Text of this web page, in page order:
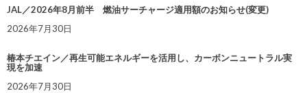
JAL／2026年8月前半 燃油サーチャージ適用額のお知らせ(変更)
2026年7月30日
椿本チエイン／再生可能エネルギーを活用し、カーボンニュートラル実
現を加速
2026年7月30日